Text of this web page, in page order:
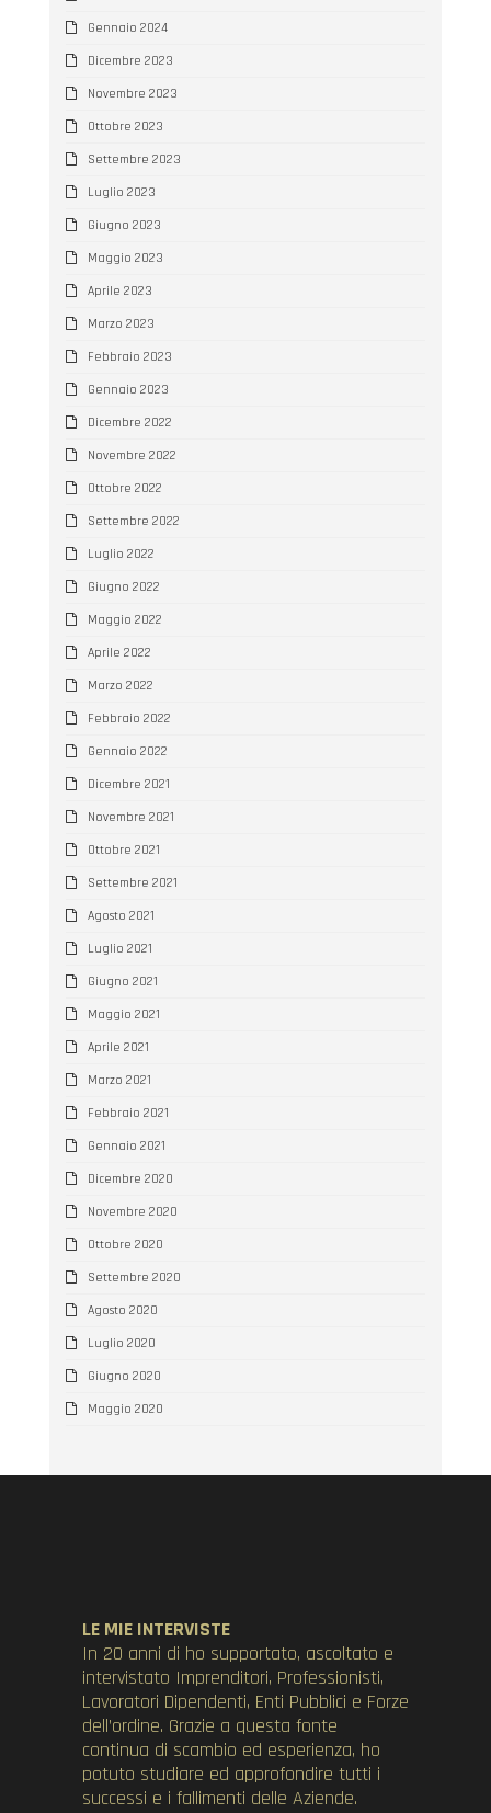
Gennaio 2024
Dicembre 2023
Novembre 2023
Ottobre 2023
Settembre 2023
Luglio 2023
Giugno 2023
Maggio 2023
Aprile 2023
Marzo 2023
Febbraio 2023
Gennaio 2023
Dicembre 2022
Novembre 2022
Ottobre 2022
Settembre 2022
Luglio 2022
Giugno 2022
Maggio 2022
Aprile 2022
Marzo 2022
Febbraio 2022
Gennaio 2022
Dicembre 2021
Novembre 2021
Ottobre 2021
Settembre 2021
Agosto 2021
Luglio 2021
Giugno 2021
Maggio 2021
Aprile 2021
Marzo 2021
Febbraio 2021
Gennaio 2021
Dicembre 2020
Novembre 2020
Ottobre 2020
Settembre 2020
Agosto 2020
Luglio 2020
Giugno 2020
Maggio 2020
LE MIE INTERVISTE
In 20 anni di ho supportato, ascoltato e
intervistato Imprenditori, Professionisti,
Lavoratori Dipendenti, Enti Pubblici e Forze
dell’ordine. Grazie a questa fonte
continua di scambio ed esperienza, ho
potuto studiare ed approfondire tutti i
successi e i fallimenti delle Aziende.